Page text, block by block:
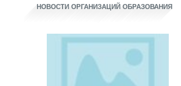
НОВОСТИ ОРГАНИЗАЦИЙ ОБРАЗОВАНИЯ